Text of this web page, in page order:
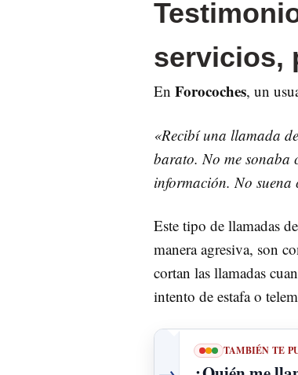
servicios,
En Forocoches, un
«Recibí una llamada
barato. No me sonaba
información. No suena
Este tipo de llamadas
manera agresiva, son
cortan las llamadas
intento de estafa o
TAMBIÉN TE